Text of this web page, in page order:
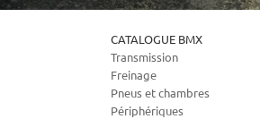
CATALOGUE BMX
Transmission
Freinage
Pneus et chambres
Périphériques